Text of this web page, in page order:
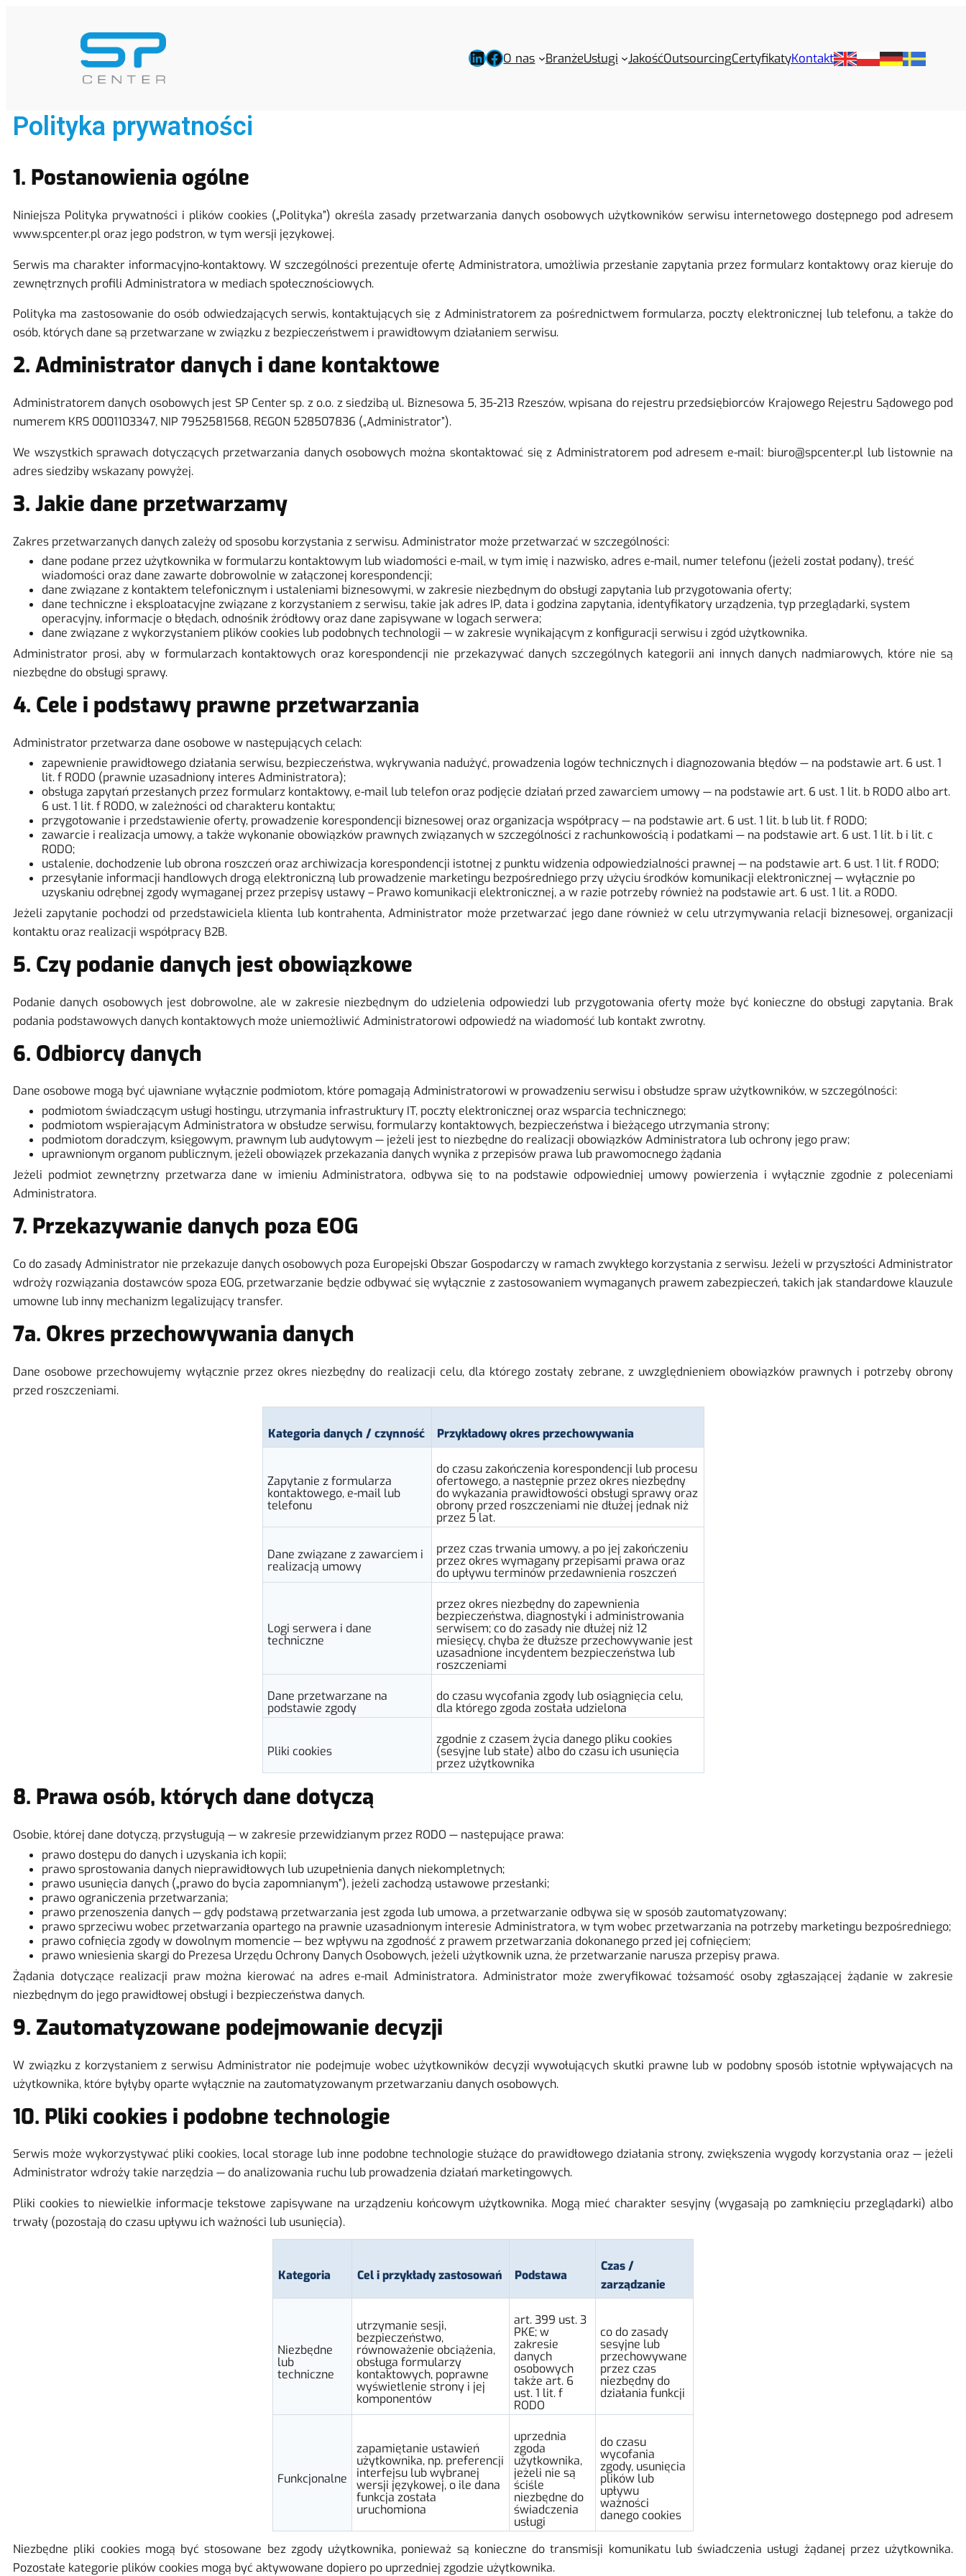
O nas BranżeUsługi JakośćOutsourcingCertyfikatyKontakt
Polityka prywatności
1. Postanowienia ogólne
Niniejsza Polityka prywatności i plików cookies („Polityka”) określa zasady przetwarzania danych osobowych użytkowników serwisu internetowego dostępnego pod adresem
www.spcenter.pl oraz jego podstron, w tym wersji językowej.
Serwis ma charakter informacyjno-kontaktowy. W szczególności prezentuje ofertę Administratora, umożliwia przesłanie zapytania przez formularz kontaktowy oraz kieruje do
zewnętrznych profili Administratora w mediach społecznościowych.
Polityka ma zastosowanie do osób odwiedzających serwis, kontaktujących się z Administratorem za pośrednictwem formularza, poczty elektronicznej lub telefonu, a także do
osób, których dane są przetwarzane w związku z bezpieczeństwem i prawidłowym działaniem serwisu.
2. Administrator danych i dane kontaktowe
Administratorem danych osobowych jest SP Center sp. z o.o. z siedzibą ul. Biznesowa 5, 35-213 Rzeszów, wpisana do rejestru przedsiębiorców Krajowego Rejestru Sądowego pod
numerem KRS 0001103347, NIP 7952581568, REGON 528507836 („Administrator”).
We wszystkich sprawach dotyczących przetwarzania danych osobowych można skontaktować się z Administratorem pod adresem e-mail: biuro@spcenter.pl lub listownie na
adres siedziby wskazany powyżej.
3. Jakie dane przetwarzamy
Zakres przetwarzanych danych zależy od sposobu korzystania z serwisu. Administrator może przetwarzać w szczególności:
dane podane przez użytkownika w formularzu kontaktowym lub wiadomości e-mail, w tym imię i nazwisko, adres e-mail, numer telefonu (jeżeli został podany), treść
wiadomości oraz dane zawarte dobrowolnie w załączonej korespondencji;
dane związane z kontaktem telefonicznym i ustaleniami biznesowymi, w zakresie niezbędnym do obsługi zapytania lub przygotowania oferty;
dane techniczne i eksploatacyjne związane z korzystaniem z serwisu, takie jak adres IP, data i godzina zapytania, identyfikatory urządzenia, typ przeglądarki, system
operacyjny, informacje o błędach, odnośnik źródłowy oraz dane zapisywane w logach serwera;
dane związane z wykorzystaniem plików cookies lub podobnych technologii — w zakresie wynikającym z konfiguracji serwisu i zgód użytkownika.
Administrator prosi, aby w formularzach kontaktowych oraz korespondencji nie przekazywać danych szczególnych kategorii ani innych danych nadmiarowych, które nie są
niezbędne do obsługi sprawy.
4. Cele i podstawy prawne przetwarzania
Administrator przetwarza dane osobowe w następujących celach:
zapewnienie prawidłowego działania serwisu, bezpieczeństwa, wykrywania nadużyć, prowadzenia logów technicznych i diagnozowania błędów — na podstawie art. 6 ust. 1
lit. f RODO (prawnie uzasadniony interes Administratora);
obsługa zapytań przesłanych przez formularz kontaktowy, e-mail lub telefon oraz podjęcie działań przed zawarciem umowy — na podstawie art. 6 ust. 1 lit. b RODO albo art.
6 ust. 1 lit. f RODO, w zależności od charakteru kontaktu;
przygotowanie i przedstawienie oferty, prowadzenie korespondencji biznesowej oraz organizacja współpracy — na podstawie art. 6 ust. 1 lit. b lub lit. f RODO;
zawarcie i realizacja umowy, a także wykonanie obowiązków prawnych związanych w szczególności z rachunkowością i podatkami — na podstawie art. 6 ust. 1 lit. b i lit. c
RODO;
ustalenie, dochodzenie lub obrona roszczeń oraz archiwizacja korespondencji istotnej z punktu widzenia odpowiedzialności prawnej — na podstawie art. 6 ust. 1 lit. f RODO;
przesyłanie informacji handlowych drogą elektroniczną lub prowadzenie marketingu bezpośredniego przy użyciu środków komunikacji elektronicznej — wyłącznie po
uzyskaniu odrębnej zgody wymaganej przez przepisy ustawy – Prawo komunikacji elektronicznej, a w razie potrzeby również na podstawie art. 6 ust. 1 lit. a RODO.
Jeżeli zapytanie pochodzi od przedstawiciela klienta lub kontrahenta, Administrator może przetwarzać jego dane również w celu utrzymywania relacji biznesowej, organizacji
kontaktu oraz realizacji współpracy B2B.
5. Czy podanie danych jest obowiązkowe
Podanie danych osobowych jest dobrowolne, ale w zakresie niezbędnym do udzielenia odpowiedzi lub przygotowania oferty może być konieczne do obsługi zapytania. Brak
podania podstawowych danych kontaktowych może uniemożliwić Administratorowi odpowiedź na wiadomość lub kontakt zwrotny.
6. Odbiorcy danych
Dane osobowe mogą być ujawniane wyłącznie podmiotom, które pomagają Administratorowi w prowadzeniu serwisu i obsłudze spraw użytkowników, w szczególności:
podmiotom świadczącym usługi hostingu, utrzymania infrastruktury IT, poczty elektronicznej oraz wsparcia technicznego;
podmiotom wspierającym Administratora w obsłudze serwisu, formularzy kontaktowych, bezpieczeństwa i bieżącego utrzymania strony;
podmiotom doradczym, księgowym, prawnym lub audytowym — jeżeli jest to niezbędne do realizacji obowiązków Administratora lub ochrony jego praw;
uprawnionym organom publicznym, jeżeli obowiązek przekazania danych wynika z przepisów prawa lub prawomocnego żądania
Jeżeli podmiot zewnętrzny przetwarza dane w imieniu Administratora, odbywa się to na podstawie odpowiedniej umowy powierzenia i wyłącznie zgodnie z poleceniami
Administratora.
7. Przekazywanie danych poza EOG
Co do zasady Administrator nie przekazuje danych osobowych poza Europejski Obszar Gospodarczy w ramach zwykłego korzystania z serwisu. Jeżeli w przyszłości Administrator
wdroży rozwiązania dostawców spoza EOG, przetwarzanie będzie odbywać się wyłącznie z zastosowaniem wymaganych prawem zabezpieczeń, takich jak standardowe klauzule
umowne lub inny mechanizm legalizujący transfer.
7a. Okres przechowywania danych
Dane osobowe przechowujemy wyłącznie przez okres niezbędny do realizacji celu, dla którego zostały zebrane, z uwzględnieniem obowiązków prawnych i potrzeby obrony
przed roszczeniami.
Kategoria danych / czynność Przykładowy okres przechowywania
Zapytanie z formularza
kontaktowego, e-mail lub
telefonu
do czasu zakończenia korespondencji lub procesu
ofertowego, a następnie przez okres niezbędny
do wykazania prawidłowości obsługi sprawy oraz
obrony przed roszczeniami nie dłużej jednak niż
przez 5 lat.
Dane związane z zawarciem i
realizacją umowy
przez czas trwania umowy, a po jej zakończeniu
przez okres wymagany przepisami prawa oraz
do upływu terminów przedawnienia roszczeń
Logi serwera i dane
techniczne
przez okres niezbędny do zapewnienia
bezpieczeństwa, diagnostyki i administrowania
serwisem; co do zasady nie dłużej niż 12
miesięcy, chyba że dłuższe przechowywanie jest
uzasadnione incydentem bezpieczeństwa lub
roszczeniami
Dane przetwarzane na
podstawie zgody
do czasu wycofania zgody lub osiągnięcia celu,
dla którego zgoda została udzielona
Pliki cookies
zgodnie z czasem życia danego pliku cookies
(sesyjne lub stałe) albo do czasu ich usunięcia
przez użytkownika
8. Prawa osób, których dane dotyczą
Osobie, której dane dotyczą, przysługują — w zakresie przewidzianym przez RODO — następujące prawa:
prawo dostępu do danych i uzyskania ich kopii;
prawo sprostowania danych nieprawidłowych lub uzupełnienia danych niekompletnych;
prawo usunięcia danych („prawo do bycia zapomnianym”), jeżeli zachodzą ustawowe przesłanki;
prawo ograniczenia przetwarzania;
prawo przenoszenia danych — gdy podstawą przetwarzania jest zgoda lub umowa, a przetwarzanie odbywa się w sposób zautomatyzowany;
prawo sprzeciwu wobec przetwarzania opartego na prawnie uzasadnionym interesie Administratora, w tym wobec przetwarzania na potrzeby marketingu bezpośredniego;
prawo cofnięcia zgody w dowolnym momencie — bez wpływu na zgodność z prawem przetwarzania dokonanego przed jej cofnięciem;
prawo wniesienia skargi do Prezesa Urzędu Ochrony Danych Osobowych, jeżeli użytkownik uzna, że przetwarzanie narusza przepisy prawa.
Żądania dotyczące realizacji praw można kierować na adres e-mail Administratora. Administrator może zweryfikować tożsamość osoby zgłaszającej żądanie w zakresie
niezbędnym do jego prawidłowej obsługi i bezpieczeństwa danych.
9. Zautomatyzowane podejmowanie decyzji
W związku z korzystaniem z serwisu Administrator nie podejmuje wobec użytkowników decyzji wywołujących skutki prawne lub w podobny sposób istotnie wpływających na
użytkownika, które byłyby oparte wyłącznie na zautomatyzowanym przetwarzaniu danych osobowych.
10. Pliki cookies i podobne technologie
Serwis może wykorzystywać pliki cookies, local storage lub inne podobne technologie służące do prawidłowego działania strony, zwiększenia wygody korzystania oraz — jeżeli
Administrator wdroży takie narzędzia — do analizowania ruchu lub prowadzenia działań marketingowych.
Pliki cookies to niewielkie informacje tekstowe zapisywane na urządzeniu końcowym użytkownika. Mogą mieć charakter sesyjny (wygasają po zamknięciu przeglądarki) albo
trwały (pozostają do czasu upływu ich ważności lub usunięcia).
Kategoria Cel i przykłady zastosowań Podstawa
Czas /
zarządzanie
Niezbędne
lub
techniczne
utrzymanie sesji,
bezpieczeństwo,
równoważenie obciążenia,
obsługa formularzy
kontaktowych, poprawne
wyświetlenie strony i jej
komponentów
art. 399 ust. 3
PKE; w
zakresie
danych
osobowych
także art. 6
ust. 1 lit. f
RODO
co do zasady
sesyjne lub
przechowywane
przez czas
niezbędny do
działania funkcji
Funkcjonalne
zapamiętanie ustawień
użytkownika, np. preferencji
interfejsu lub wybranej
wersji językowej, o ile dana
funkcja została
uruchomiona
uprzednia
zgoda
użytkownika,
jeżeli nie są
ściśle
niezbędne do
świadczenia
usługi
do czasu
wycofania
zgody, usunięcia
plików lub
upływu
ważności
danego cookies
Niezbędne pliki cookies mogą być stosowane bez zgody użytkownika, ponieważ są konieczne do transmisji komunikatu lub świadczenia usługi żądanej przez użytkownika.
Pozostałe kategorie plików cookies mogą być aktywowane dopiero po uprzedniej zgodzie użytkownika.